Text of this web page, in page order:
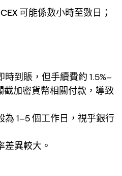
可能係數小時至數日；
時到賬，但手續費約 1.5%–
截加密貨幣相關付款，導致
為 1–5 個工作日，視乎銀行
差異較大。